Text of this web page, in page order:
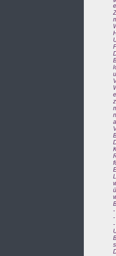
-
-
-